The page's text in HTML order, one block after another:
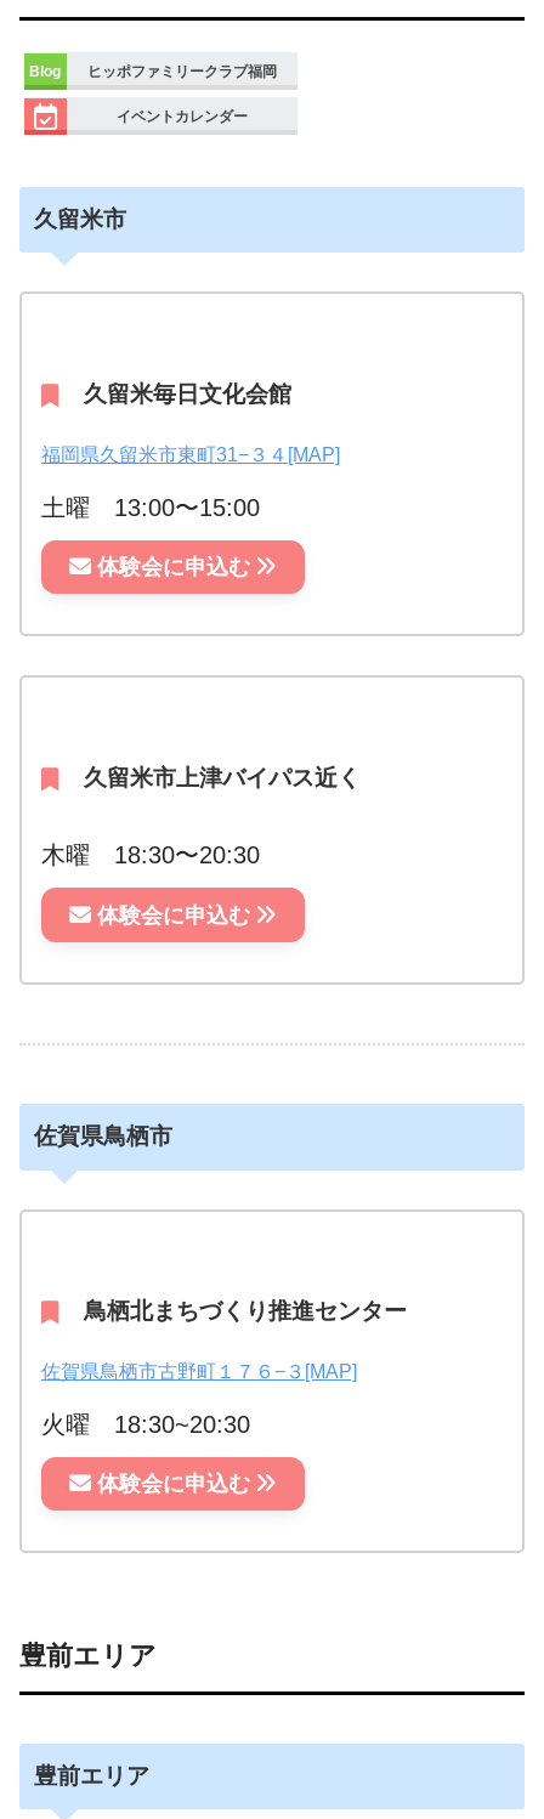
Blog ヒッポファミリークラブ福岡
イベントカレンダー
久留米市
久留米毎日文化会館
福岡県久留米市東町31−３４[MAP]
土曜 13:00〜15:00
体験会に申込む
久留米市上津バイパス近く
木曜 18:30〜20:30
体験会に申込む
佐賀県鳥栖市
鳥栖北まちづくり推進センター
佐賀県鳥栖市古野町１７６−３[MAP]
火曜 18:30~20:30
体験会に申込む
豊前エリア
豊前エリア